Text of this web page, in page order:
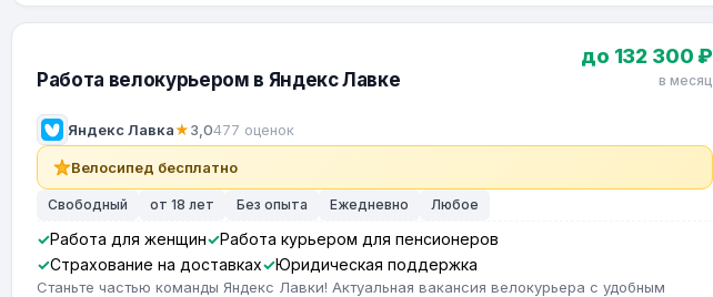
Работа велокурьером в Яндекс Лавке
Яндекс Лавка★3,0477 оценок
до 132 300 ₽
в месяц
Велосипед бесплатно
Свободный от 18 лет Без опыта Ежедневно Любое
Работа для женщин
Работа курьером для пенсионеров
Страхование на доставках
Юридическая поддержка
Станьте частью команды Яндекс Лавки! Актуальная вакансия велокурьера с удобным